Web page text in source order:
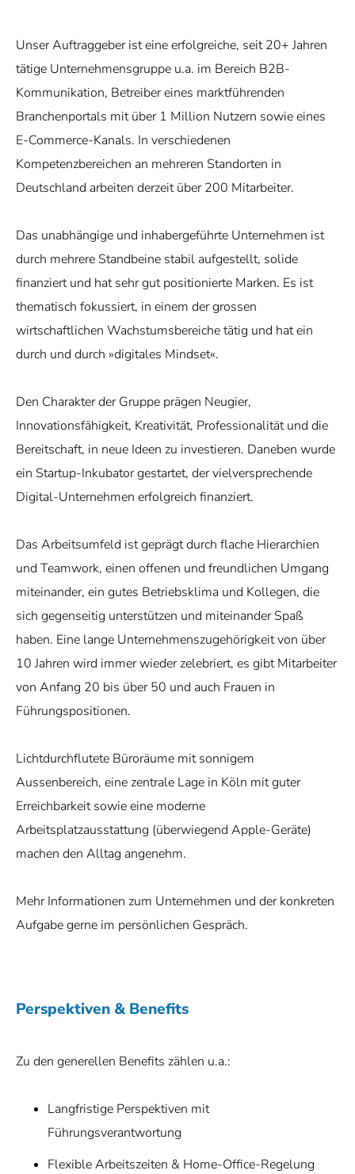
Unser Auftraggeber ist eine erfolgreiche, seit 20+ Jahren
tätige Unternehmensgruppe u.a. im Bereich B2B-
Kommunikation, Betreiber eines marktführenden
Branchenportals mit über 1 Million Nutzern sowie eines
E-Commerce-Kanals. In verschiedenen
Kompetenzbereichen an mehreren Standorten in
Deutschland arbeiten derzeit über 200 Mitarbeiter.
Das unabhängige und inhabergeführte Unternehmen ist
durch mehrere Standbeine stabil aufgestellt, solide
finanziert und hat sehr gut positionierte Marken. Es ist
thematisch fokussiert, in einem der grossen
wirtschaftlichen Wachstumsbereiche tätig und hat ein
durch und durch »digitales Mindset«.
Den Charakter der Gruppe prägen Neugier,
Innovationsfähigkeit, Kreativität, Professionalität und die
Bereitschaft, in neue Ideen zu investieren. Daneben wurde
ein Startup-Inkubator gestartet, der vielversprechende
Digital-Unternehmen erfolgreich finanziert.
Das Arbeitsumfeld ist geprägt durch flache Hierarchien
und Teamwork, einen offenen und freundlichen Umgang
miteinander, ein gutes Betriebsklima und Kollegen, die
sich gegenseitig unterstützen und miteinander Spaß
haben. Eine lange Unternehmenszugehörigkeit von über
10 Jahren wird immer wieder zelebriert, es gibt Mitarbeiter
von Anfang 20 bis über 50 und auch Frauen in
Führungspositionen.
Lichtdurchflutete Büroräume mit sonnigem
Aussenbereich, eine zentrale Lage in Köln mit guter
Erreichbarkeit sowie eine moderne
Arbeitsplatzausstattung (überwiegend Apple-Geräte)
machen den Alltag angenehm.
Mehr Informationen zum Unternehmen und der konkreten
Aufgabe gerne im persönlichen Gespräch.
Perspektiven & Benefits
Zu den generellen Benefits zählen u.a.:
Langfristige Perspektiven mit
Führungsverantwortung
Flexible Arbeitszeiten & Home-Office-Regelung